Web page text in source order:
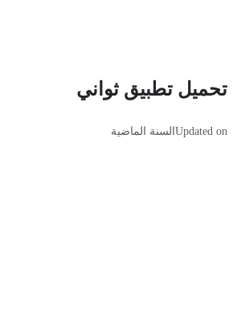
تحميل تطبيق ثواني
Updated on السنة الماضية